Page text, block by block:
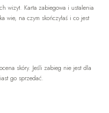
wizyt. Karta zabiegowa i ustalenia
wie, na czym skończyłaś i co jest
skóry. Jeśli zabieg nie jest dla
go sprzedać.